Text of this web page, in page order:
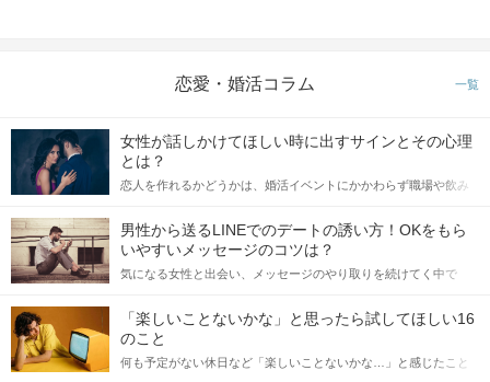
恋愛・婚活コラム 一覧
女性が話しかけてほしい時に出すサインとその心理
とは？
恋人を作れるかどうかは、婚活イベントにかかわらず職場や飲み
てアプローチできるかにも左右されます。 これから恋人作りを本
格的に始めようとしている方は、女性が異性を求めて出すサイン
をしっかりと理解し、正しい行動に移せるかどうかが重要。 この
記事では、女性が話しかけて欲しい時に出すサインとその心理を
合にどのような行動に繋げるべきかをご紹介していきます。
男性から送るLINEでのデートの誘い方！OKをもら
いやすいメッセージのコツは？
気になる女性と出会い、メッセージのやり取りを続けてく中で
しかし、中には「どう誘ったらいいの？」とお困りの男性もいら
っしゃるのではないでしょうか。 そこで今回は、男性から女性へ
送るLINEでのデートの誘い方のコツをご紹介します。例文も混じ
えながら解説するので、ぜひ参考にしてください。
「楽しいことないかな」と思ったら試してほしい16
のこと
何も予定がない休日など「楽しいことないかな…」と感じたこと